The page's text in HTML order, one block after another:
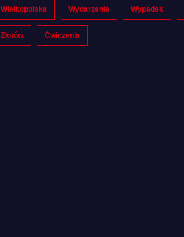
Wielkopolska Wydarzenie Wypadek
Złotów Ćwiczenia